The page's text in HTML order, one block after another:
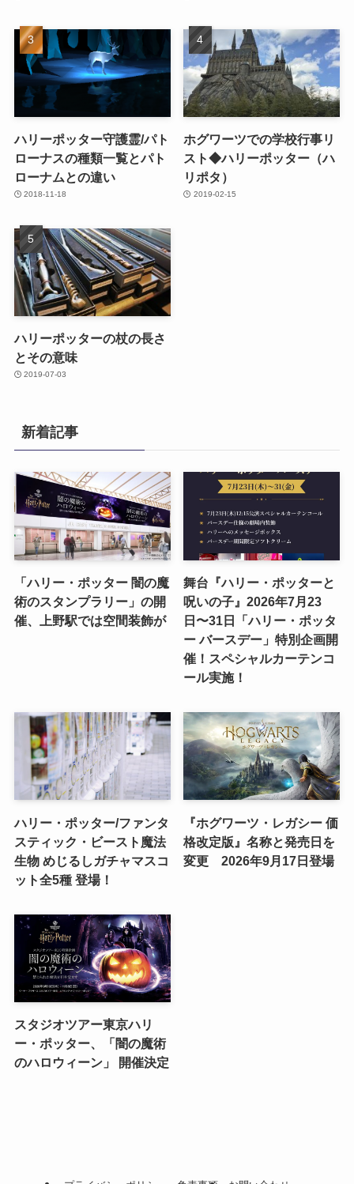
ハリーポッター守護霊/パト
ローナスの種類一覧とパト
ローナムとの違い
2018-11-18
ホグワーツでの学校行事リ
スト◆ハリーポッター（ハ
リポタ）
2019-02-15
ハリーポッターの杖の長さ
とその意味
2019-07-03
新着記事
「ハリー・ポッター 闇の魔
術のスタンプラリー」の開
催、上野駅では空間装飾が
舞台『ハリー・ポッターと
呪いの子』2026年7月23
日〜31日「ハリー・ポッタ
ー バースデー」特別企画開
催！スペシャルカーテンコ
ール実施！
ハリー・ポッター/ファンタ
スティック・ビースト魔法
生物 めじるしガチャマスコ
ット全5種 登場！
『ホグワーツ・レガシー 価
格改定版』名称と発売日を
変更 2026年9月17日登場
スタジオツアー東京ハリ
ー・ポッター、「闇の魔術
のハロウィーン」 開催決定